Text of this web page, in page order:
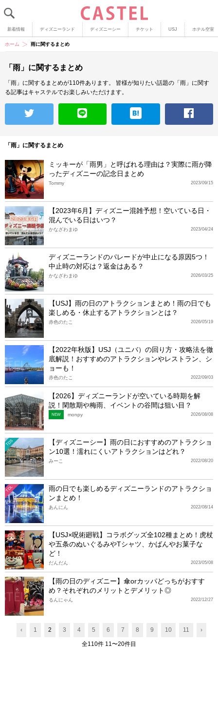
新着情報 ディズニーランド ディズニーシー チケット USJ ホテル空室
ホーム 雨に関するまとめ
「雨」に関するまとめ
「雨」に関するまとめが110件あります。
皆様が知りたい話題の「雨」に関す
る記事はキャステルでお楽しみいただけます。
「雨」に関するまとめ
ミッキーが「雨男」と呼ばれる理由は？実際に雨が降
ったディズニーの記念日まとめ
2023/09/15
Tommy
【2023年6月】ディズニー混雑予想！空いている日・
混んでいる日はいつ？
2023/04/24
かなざわまゆ
ディズニーランドのパレードが中止になる原因5つ！
中止時の対応は？返金はある？
2026/03/25
かなざわまゆ
【USJ】雨の日のアトラクションまとめ！雨の日でも
楽しめる・休止するアトラクションとは？
2026/05/19
赤色のたこ
【2022年秋版】USJ（ユニバ）の回り方・攻略法を徹
底解説！おすすめのアトラクションやレストラン、シ
ョーも！
2022/09/03
赤色のたこ
【2026】ディズニーランドが空いている時期を解
説！閑散期や梅雨、イベントの谷間は狙い目？
2026/08/08
NEW monpy
TDS
【ディズニーシー】雨の日におすすめのアトラクショ
ン10選！濡れにくいアトラクションはどれ？
2022/08/20
みーこ
TDL
雨の日でも楽しめるディズニーランドのアトラクショ
ンまとめ！
2022/08/14
あんにん
【USJ×呪術廻戦】コラボグッズ全102種まとめ！虎杖
や五条のぬいぐるみやTシャツ、かばんやお菓子な
ど！
2023/05/08
だんだん
【雨の日のディズニー】傘orカッパどっちがおすす
め？それぞれのメリットとデメリット◎
2022/12/27
るんにゃん
‹ 1 2 3 4 5 6 7 8 9 10 11 ›
全110件 11〜20件目